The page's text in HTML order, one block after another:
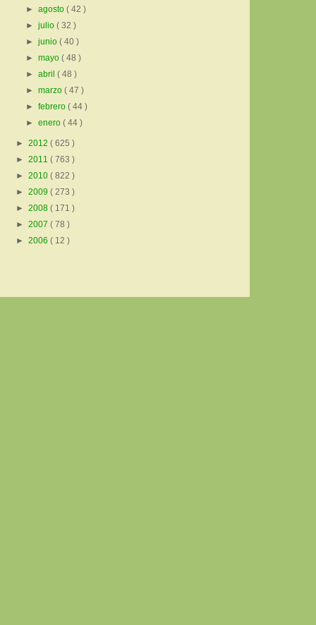
►agosto( 42 )
►julio( 32 )
►junio( 40 )
►mayo( 48 )
►abril( 48 )
►marzo( 47 )
►febrero( 44 )
►enero( 44 )
► 2012 ( 625 )
► 2011 ( 763 )
► 2010 ( 822 )
► 2009 ( 273 )
► 2008 ( 171 )
► 2007 ( 78 )
► 2006 ( 12 )